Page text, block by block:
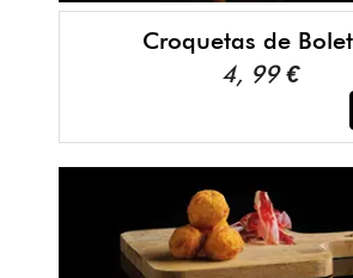
Croquetas de
4, 99 €